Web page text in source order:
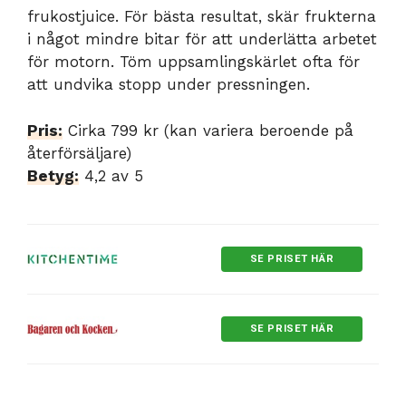
frukostjuice. För bästa resultat, skär frukterna
i något mindre bitar för att underlätta arbetet
för motorn. Töm uppsamlingskärlet ofta för
att undvika stopp under pressningen.
Pris: Cirka 799 kr (kan variera beroende på
återförsäljare)
Betyg: 4,2 av 5
SE PRISET HÄR
SE PRISET HÄR